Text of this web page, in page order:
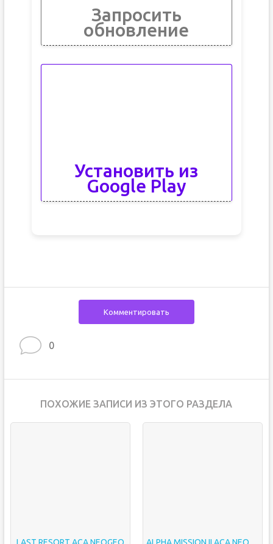
Запросить
обновление
Установить из
Google Play
Комментировать
0
ПОХОЖИЕ ЗАПИСИ ИЗ ЭТОГО РАЗДЕЛА